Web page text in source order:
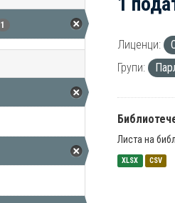
1
Лиценци:
Групи:
Листа на
XLSX CSV